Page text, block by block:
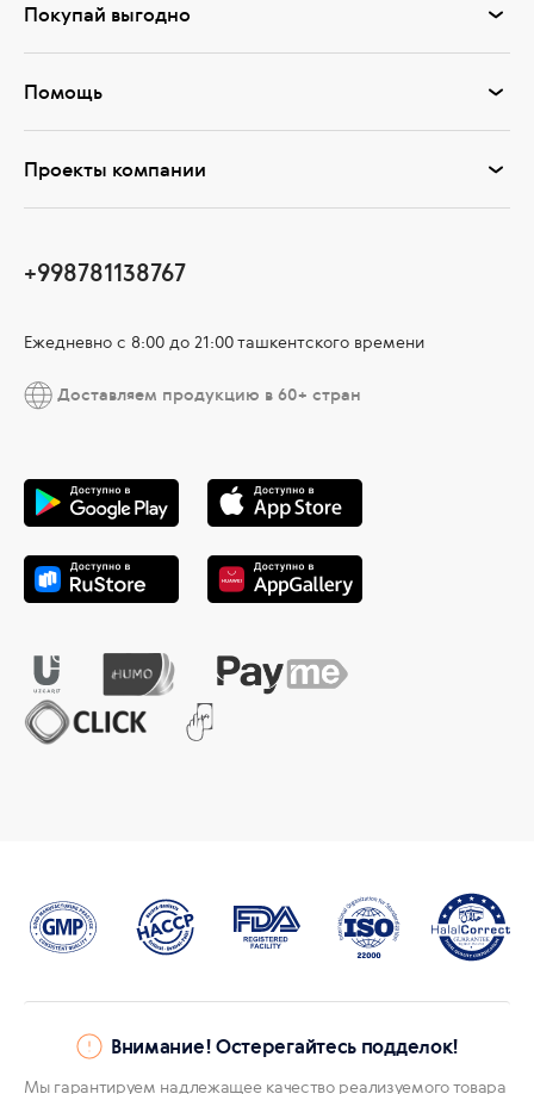
Покупай выгодно
Помощь
Проекты компании
+998781138767
Ежедневно с 8:00 до 21:00 ташкентского времени
Доставляем продукцию в 60+ стран
Внимание! Остерегайтесь подделок!
Мы гарантируем надлежащее качество реализуемого товара